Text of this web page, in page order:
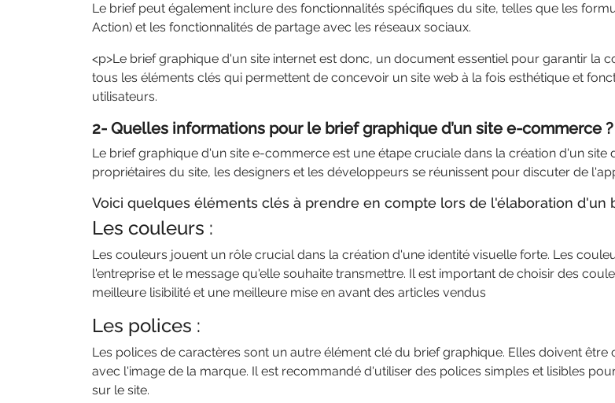
Le brief peut également inclure des fonctionnalités spécifiques du site, telles que les
Action) et les fonctionnalités de partage avec les réseaux sociaux.
<p>Le brief graphique d'un site internet est donc, un document essentiel pour garantir la
tous les éléments clés qui permettent de concevoir un site web à la fois esthétique et
utilisateurs.
2- Quelles informations pour le brief graphique d’un site e-commerce ?
Le brief graphique d'un site e-commerce est une étape cruciale dans la création d'un
propriétaires du site, les designers et les développeurs se réunissent pour discuter de
Voici quelques éléments clés à prendre en compte lors de l'élaboration
Les couleurs :
Les couleurs jouent un rôle crucial dans la création d'une identité visuelle forte. Les
l'entreprise et le message qu'elle souhaite transmettre. Il est important de choisir des
meilleure lisibilité et une meilleure mise en avant des articles vendus
Les polices :
Les polices de caractères sont un autre élément clé du brief graphique. Elles doivent
avec l'image de la marque. Il est recommandé d'utiliser des polices simples et lisibles
sur le site.